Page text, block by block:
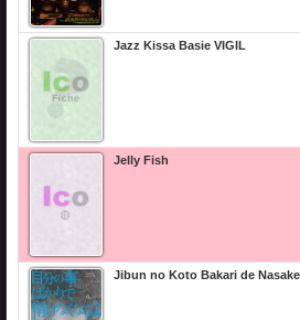
Jazz Kissa Basie VIGIL
Jelly Fish
Jibun no Koto Bakari de